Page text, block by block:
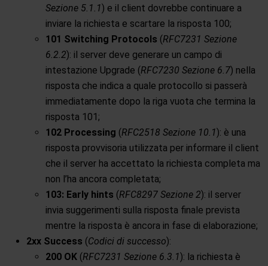
Sezione 5.1.1) e il client dovrebbe continuare a
inviare la richiesta e scartare la risposta 100;
101 Switching Protocols (RFC7231 Sezione
6.2.2): il server deve generare un campo di
intestazione Upgrade (RFC7230 Sezione 6.7) nella
risposta che indica a quale protocollo si passerà
immediatamente dopo la riga vuota che termina la
risposta 101;
102 Processing (RFC2518 Sezione 10.1): è una
risposta provvisoria utilizzata per informare il client
che il server ha accettato la richiesta completa ma
non l’ha ancora completata;
103: Early hints (RFC8297 Sezione 2): il server
invia suggerimenti sulla risposta finale prevista
mentre la risposta è ancora in fase di elaborazione;
2xx Success (Codici di successo):
200 OK (RFC7231 Sezione 6.3.1): la richiesta è